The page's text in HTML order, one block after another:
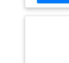
besoins,
odeurs
50 cm, ce
des bacs